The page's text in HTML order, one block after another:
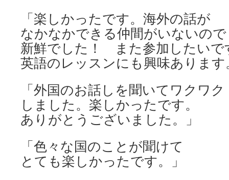
「楽しかったです。海外の話が
なかなかできる仲間がいないので
新鮮でした！ また参加したいで
英語のレッスンにも興味あります
「外国のお話しを聞いてワクワク
しました。楽しかったです。
ありがとうございました。」
「色々な国のことが聞けて
とても楽しかったです。」